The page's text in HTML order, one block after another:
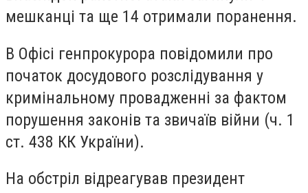
мешканці та ще 14 отримали поранення.
В Офісі генпрокурора повідомили про
початок досудового розслідування у
кримінальному провадженні за фактом
порушення законів та звичаїв війни (ч. 1
ст. 438 КК України).
На обстріл відреагував президент